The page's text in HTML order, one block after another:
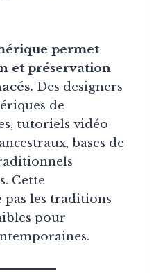
permet
et préservation
Des designers
de
tutoriels vidéo
bases de
Cette
les traditions
pour